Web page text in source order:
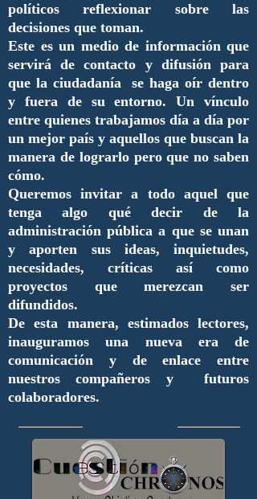
políticos reflexionar sobre las
decisiones que toman.
Este es un medio de información que
servirá de contacto y difusión para
que la ciudadanía se haga oír dentro
y fuera de su entorno. Un vínculo
entre quienes trabajamos día a día por
un mejor país y aquellos que buscan la
manera de lograrlo pero que no saben
cómo.
Queremos invitar a todo aquel que
tenga algo qué decir de la
administración pública a que se unan
y aporten sus ideas, inquietudes,
necesidades, críticas así como
proyectos que merezcan ser
difundidos.
De esta manera, estimados lectores,
inauguramos una nueva era de
comunicación y de enlace entre
nuestros compañeros y futuros
colaboradores.